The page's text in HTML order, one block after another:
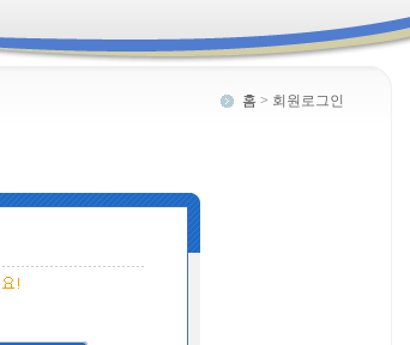
홈 > 회원로그인